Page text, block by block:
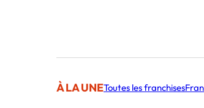
À LA UNEToutes les franchises
Publié par La